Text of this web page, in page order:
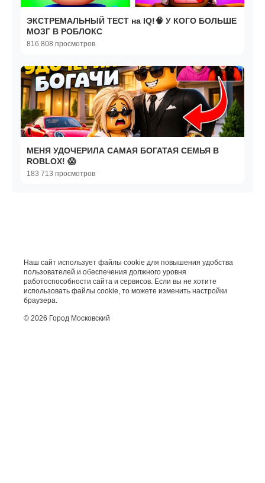
ЭКСТРЕМАЛЬНЫЙ ТЕСТ на IQ!🧠 У КОГО БОЛЬШЕ
МОЗГ В РОБЛОКС
816 808 просмотров
МЕНЯ УДОЧЕРИЛА САМАЯ БОГАТАЯ СЕМЬЯ В
ROBLOX! 😱
183 713 просмотров
Наш сайт использует файлы cookie для повышения удобства
пользователей и обеспечения должного уровня
работоспособности сайта и сервисов. Если вы не хотите
использовать файлы cookie, то можете изменить настройки
браузера.
© 2026 Город Московский